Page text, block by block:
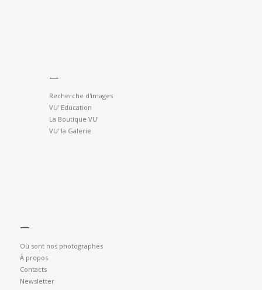
—
Recherche d'images
VU' Education
La Boutique VU'
VU' la Galerie
—
Où sont nos photographes
À propos
Contacts
Newsletter